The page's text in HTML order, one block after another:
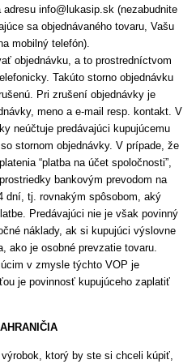
info@lukasip.sk (nezabudnite
sa objednávaného tovaru, Vašu
mobilný telefón).
objednávku, a to prostredníctvom
Takúto storno objednávku
Pri zrušení objednávky je
meno a e-mail resp. kontakt. V
neúčtuje predávajúci kupujúcemu
stornom objednávky. V prípade, že
“platba na účet spoločnosti”,
bankovým prevodom na
dní, tj. rovnakým spôsobom, aký
Predávajúci nie je však povinný
náklady, ak si kupujúci výslovne
ako je osobné prevzatie tovaru.
v zmysle týchto VOP je
je povinnosť kupujúceho zaplatiť
ktorý by ste si chceli kúpiť,